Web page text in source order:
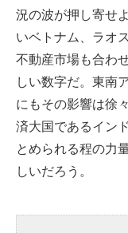
況の波が押し寄せ
いベトナム、ラオ
不動産市場も合わ
しい数字だ。東南
にもその影響は徐
済大国であるイン
とめられる程の力
しいだろう。